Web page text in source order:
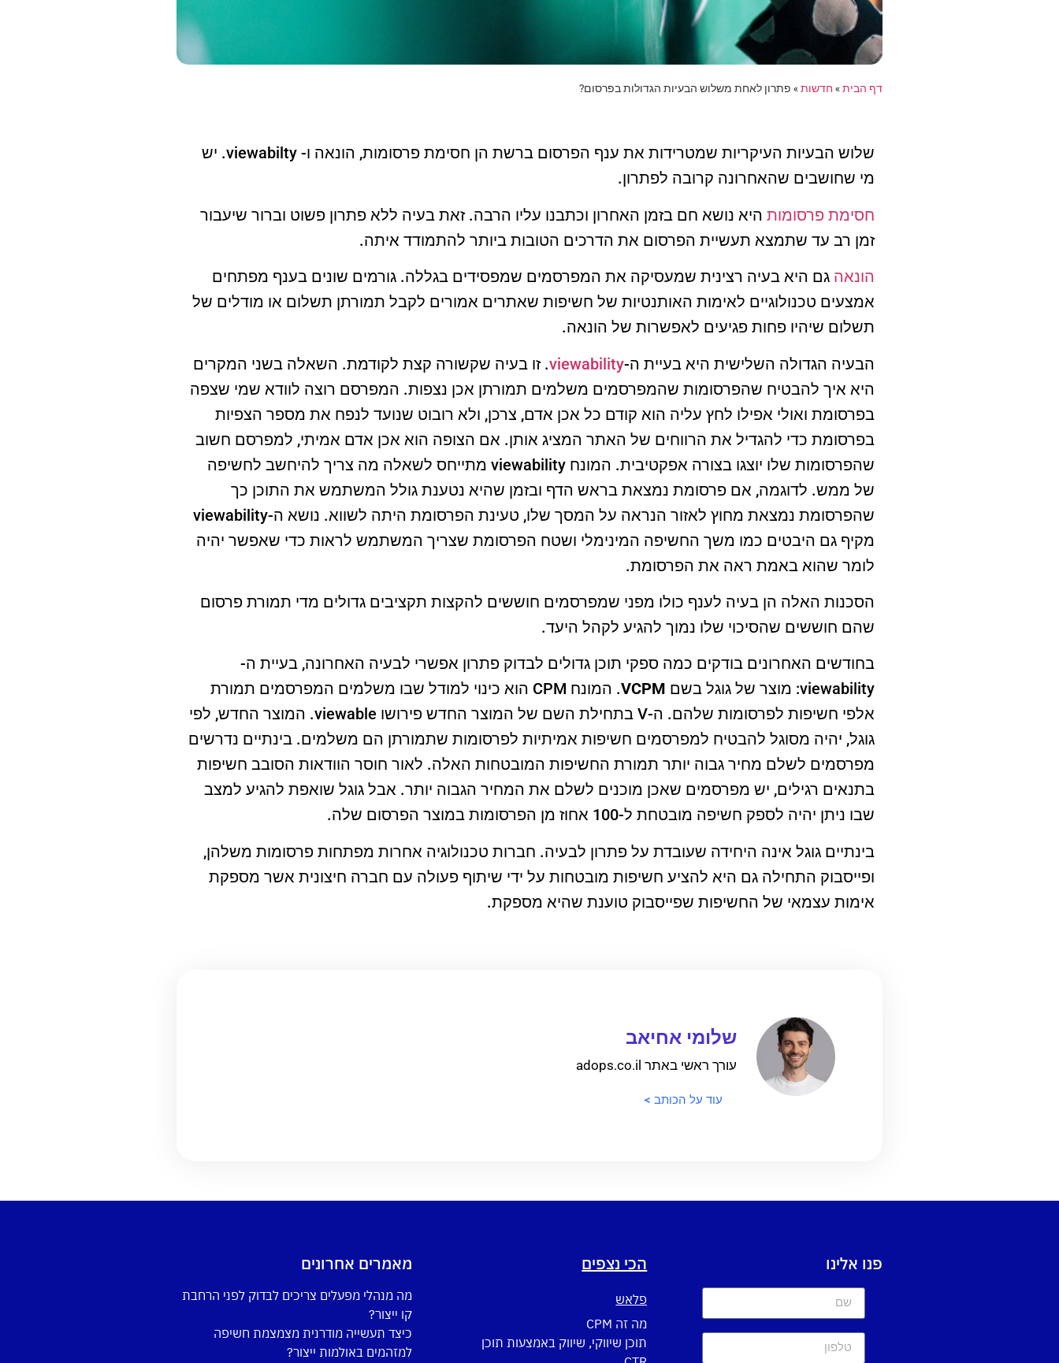
דף הבית» חדשות» פתרון לאחת משלוש הבעיות הגדולות בפרסום?
שלוש הבעיות העיקריות שמטרידות את ענף הפרסום ברשת הן חסימת פרסומות, הונאה ו- viewabilty. יש
מי שחושבים שהאחרונה קרובה לפתרון.
חסימת פרסומות היא נושא חם בזמן האחרון וכתבנו עליו הרבה. זאת בעיה ללא פתרון פשוט וברור שיעבור
זמן רב עד שתמצא תעשיית הפרסום את הדרכים הטובות ביותר להתמודד איתה.
הונאה גם היא בעיה רצינית שמעסיקה את המפרסמים שמפסידים בגללה. גורמים שונים בענף מפתחים
אמצעים טכנולוגיים לאימות האותנטיות של חשיפות שאתרים אמורים לקבל תמורתן תשלום או מודלים של
תשלום שיהיו פחות פגיעים לאפשרות של הונאה.
הבעיה הגדולה השלישית היא בעיית ה-viewability. זו בעיה שקשורה קצת לקודמת. השאלה בשני המקרים
היא איך להבטיח שהפרסומות שהמפרסמים משלמים תמורתן אכן נצפות. המפרסם רוצה לוודא שמי שצפה
בפרסומת ואולי אפילו לחץ עליה הוא קודם כל אכן אדם, צרכן, ולא רובוט שנועד לנפח את מספר הצפיות
בפרסומת כדי להגדיל את הרווחים של האתר המציג אותן. אם הצופה הוא אכן אדם אמיתי, למפרסם חשוב
שהפרסומות שלו יוצגו בצורה אפקטיבית. המונח viewability מתייחס לשאלה מה צריך להיחשב לחשיפה
של ממש. לדוגמה, אם פרסומת נמצאת בראש הדף ובזמן שהיא נטענת גולל המשתמש את התוכן כך
שהפרסומת נמצאת מחוץ לאזור הנראה על המסך שלו, טעינת הפרסומת היתה לשווא. נושא ה-viewability
מקיף גם היבטים כמו משך החשיפה המינימלי ושטח הפרסומת שצריך המשתמש לראות כדי שאפשר יהיה
לומר שהוא באמת ראה את הפרסומת.
הסכנות האלה הן בעיה לענף כולו מפני שמפרסמים חוששים להקצות תקציבים גדולים מדי תמורת פרסום
שהם חוששים שהסיכוי שלו נמוך להגיע לקהל היעד.
בחודשים האחרונים בודקים כמה ספקי תוכן גדולים לבדוק פתרון אפשרי לבעיה האחרונה, בעיית ה-
viewability: מוצר של גוגל בשם
VCPM
. המונח CPM הוא כינוי למודל שבו משלמים המפרסמים תמורת
אלפי חשיפות לפרסומות שלהם. ה-V בתחילת השם של המוצר החדש פירושו viewable. המוצר החדש, לפי
גוגל, יהיה מסוגל להבטיח למפרסמים חשיפות אמיתיות לפרסומות שתמורתן הם משלמים. בינתיים נדרשים
מפרסמים לשלם מחיר גבוה יותר תמורת החשיפות המובטחות האלה. לאור חוסר הוודאות הסובב חשיפות
בתנאים רגילים, יש מפרסמים שאכן מוכנים לשלם את המחיר הגבוה יותר. אבל גוגל שואפת להגיע למצב
שבו ניתן יהיה לספק חשיפה מובטחת ל-100 אחוז מן הפרסומות במוצר הפרסום שלה.
בינתיים גוגל אינה היחידה שעובדת על פתרון לבעיה. חברות טכנולוגיה אחרות מפתחות פרסומות משלהן,
ופייסבוק התחילה גם היא להציע חשיפות מובטחות על ידי שיתוף פעולה עם חברה חיצונית אשר מספקת
אימות עצמאי של החשיפות שפייסבוק טוענת שהיא מספקת.
שלומי אחיאב
עורך ראשי באתר adops.co.il
עוד על הכותב >
פנו אלינו הכי נצפים
פלאש
מה זה CPM
תוכן שיווקי, שיווק באמצעות תוכן
מאמרים אחרונים
מה מנהלי מפעלים צריכים לבדוק לפני הרחבת
קו ייצור?
כיצד תעשייה מודרנית מצמצמת חשיפה
למזהמים באולמות ייצור?